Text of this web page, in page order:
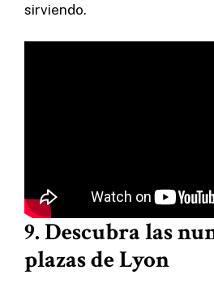
sirviendo.
9. Descubra las
plazas de Lyon